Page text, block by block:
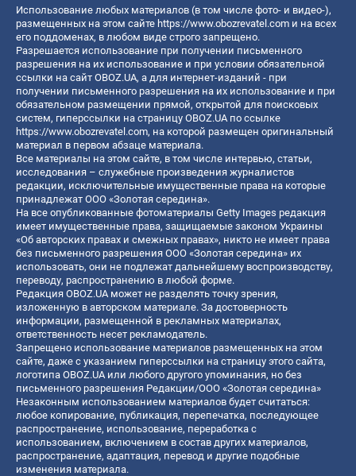
Использование любых материалов (в том числе фото- и видео-),
размещенных на этом сайте https://www.obozrevatel.com и на всех
его поддоменах, в любом виде строго запрещено.
Разрешается использование при получении письменного
разрешения на их использование и при условии обязательной
ссылки на сайт OBOZ.UA, а для интернет-изданий - при
получении письменного разрешения на их использование и при
обязательном размещении прямой, открытой для поисковых
систем, гиперссылки на страницу OBOZ.UA по ссылке
https://www.obozrevatel.com, на которой размещен оригинальный
материал в первом абзаце материала.
Все материалы на этом сайте, в том числе интервью, статьи,
исследования – служебные произведения журналистов
редакции, исключительные имущественные права на которые
принадлежат ООО «Золотая середина».
На все опубликованные фотоматериалы Getty Images редакция
имеет имущественные права, защищаемые законом Украины
«Об авторских правах и смежных правах», никто не имеет права
без письменного разрешения ООО «Золотая середина» их
использовать, они не подлежат дальнейшему воспроизводству,
переводу, распространению в любой форме.
Редакция OBOZ.UA может не разделять точку зрения,
изложенную в авторском материале. За достоверность
информации, размещенной в рекламных материалах,
ответственность несет рекламодатель.
Запрещено использование материалов размещенных на этом
сайте, даже с указанием гиперссылки на страницу этого сайта,
логотипа OBOZ.UA или любого другого упоминания, но без
письменного разрешения Редакции/ООО «Золотая середина»
Незаконным использованием материалов будет считаться:
любое копирование, публикация, перепечатка, последующее
распространение, использование, переработка с
использованием, включением в состав других материалов,
распространение, адаптация, перевод и другие подобные
изменения материала.